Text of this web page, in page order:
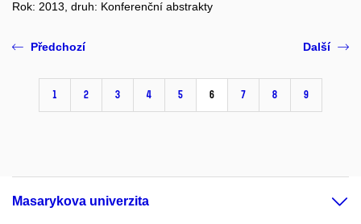
Rok: 2013, druh: Konferenční abstrakty
Předchozí
1 2 3 4 5 6 7 8 9
Další
Masarykova univerzita